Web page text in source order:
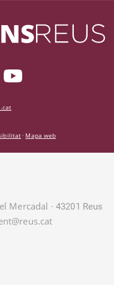
· Mapa web
Mercadal · 43201 Reus